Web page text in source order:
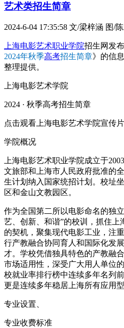
艺术类招生简章
2024-6-04 17:35:58 文/梁梓涵 图/
上海电影艺术职业学院招生网发
2024年秋季高考招生简章》的信
整理提供。
上海电影艺术学院
2024 · 秋季高考招生简章
点击观看上海电影艺术学院宣传片
学院概况
上海电影艺术职业学院成立于
文旅部和上海市人民政府批准的
生计划纳入国家统招计划。校址
区和金山文教园区。
作为全国第二所以电影命名的独
艺、创新、和谐”的校训，抓住
的契机，聚集现代电影工业，注
行产教融合协同育人和国际化发
才。学校凭借独具特色的产教融
市场适用性，深受广大用人单位
校就业率排行榜中连续多年名列
更是连续多年稳居上海所有应用
专业设置、
专业收费标准